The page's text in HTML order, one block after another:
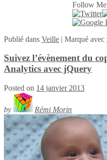
Follow
Publié dans Veille | Marqué avec
Suivez l’évènement du
Analytics avec jQuery
Posted on 14 janvier 2013
by Rémi Morin